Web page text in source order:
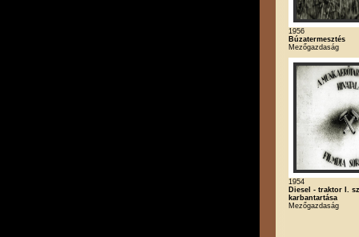
1956
Búzatermesztés
Mezőgazdaság
1954
Diesel - traktor I.
karbantartása
Mezőgazdaság